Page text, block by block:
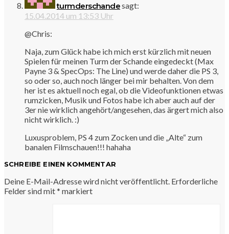
turmderschandesagt:
15.04.2014 um 13:53 Uhr
@Chris:
Naja, zum Glück habe ich mich erst kürzlich mit neuen
Spielen für meinen Turm der Schande eingedeckt (Max
Payne 3 & SpecOps: The Line) und werde daher die PS 3,
so oder so, auch noch länger bei mir behalten. Von dem
her ist es aktuell noch egal, ob die Videofunktionen etwas
rumzicken, Musik und Fotos habe ich aber auch auf der
3er nie wirklich angehört/angesehen, das ärgert mich also
nicht wirklich. :)
Luxusproblem, PS 4 zum Zocken und die „Alte“ zum
banalen Filmschauen!!! hahaha
SCHREIBE EINEN KOMMENTAR
Deine E-Mail-Adresse wird nicht veröffentlicht. Erforderliche
Felder sind mit* markiert